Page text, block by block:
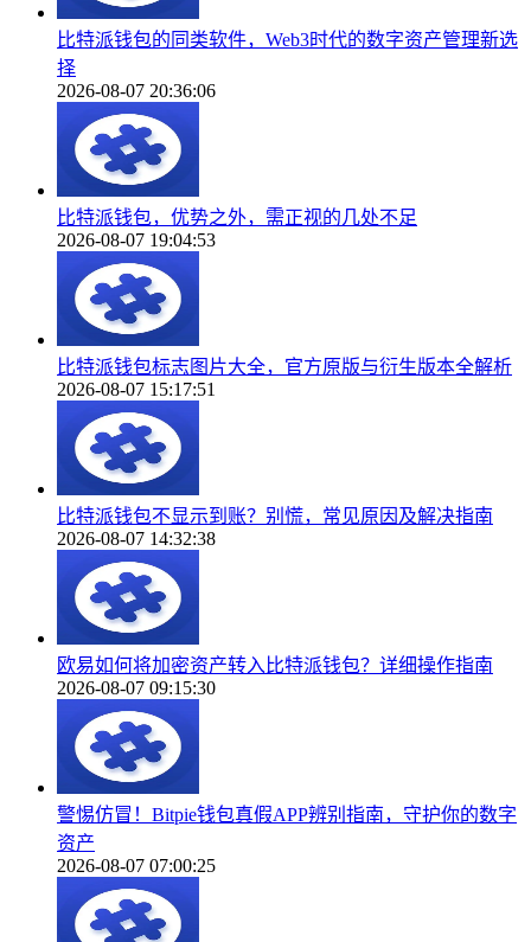
比特派钱包的同类软件，Web3时代的数字资产管理新选
择
2026-08-07 20:36:06
比特派钱包，优势之外，需正视的几处不足
2026-08-07 19:04:53
比特派钱包标志图片大全，官方原版与衍生版本全解析
2026-08-07 15:17:51
比特派钱包不显示到账？别慌，常见原因及解决指南
2026-08-07 14:32:38
欧易如何将加密资产转入比特派钱包？详细操作指南
2026-08-07 09:15:30
警惕仿冒！Bitpie钱包真假APP辨别指南，守护你的数字
资产
2026-08-07 07:00:25